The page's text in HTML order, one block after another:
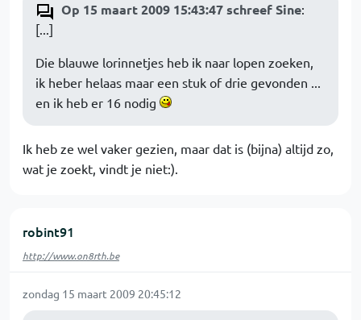
Op 15 maart 2009 15:43:47 schreef Sine:
[...]
Die blauwe lorinnetjes heb ik naar lopen zoeken,
ik heber helaas maar een stuk of drie gevonden ...
en ik heb er 16 nodig
Ik heb ze wel vaker gezien, maar dat is (bijna) altijd zo,
wat je zoekt, vindt je niet:).
robint91
http://www.on8rth.be
zondag 15 maart 2009 20:45:12